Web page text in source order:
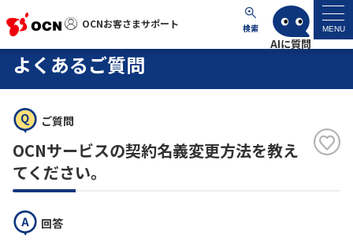
OCNお客さまサポート 検索 MENU
OCNお客さまサポート
サポートトップ
サービス名から探す
よくあるご質問
ご質問
OCNサービスの契約名義変更方法を教え
てください。
回答